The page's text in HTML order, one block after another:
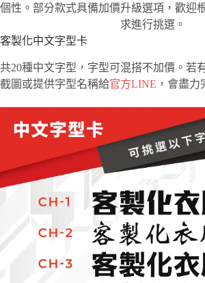
個性。部分款式具備加價升級選項，歡迎
求進行挑選。
客製化中文字型卡
共20種中文字型，字型可混搭不加價。若
截圖或提供字型名稱給官方LINE ，會盡力